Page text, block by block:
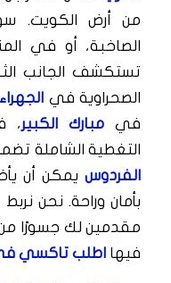
من أرض الكويت.
الصاخبة، أو في
تستكشف الجانب
الصحراوية في الجهراء
في مبارك الكبير،
التغطية الشاملة
الفردوسيمكن أن
بأمان وراحة. نحن
مقدمين لك جسورًا من
فيها اطلب تاكسي